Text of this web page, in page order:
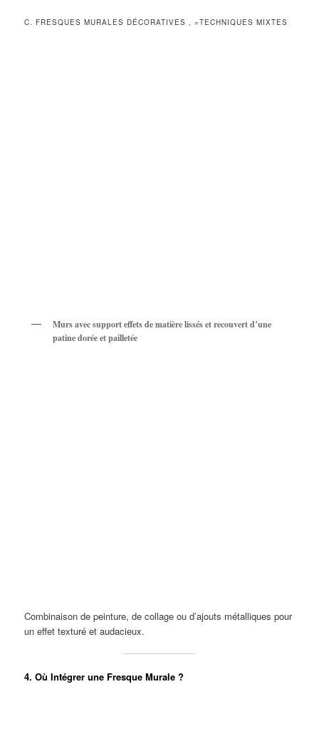
C. FRESQUES MURALES DÉCORATIVES , =TECHNIQUES MIXTES
Murs avec support effets de matière lissés et recouvert d’une
patine dorée et pailletée
Combinaison de peinture, de collage ou d’ajouts métalliques pour
un effet texturé et audacieux.
4. Où Intégrer une Fresque Murale ?